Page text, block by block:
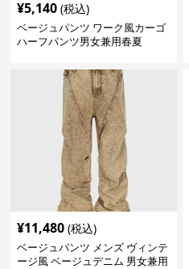
¥5,140 (税込)
ベージュパンツ ワーク風カーゴ
ハーフパンツ男女兼用春夏
¥11,480 (税込)
ベージュパンツ メンズ ヴィンテ
ージ風 ベージュデニム 男女兼用